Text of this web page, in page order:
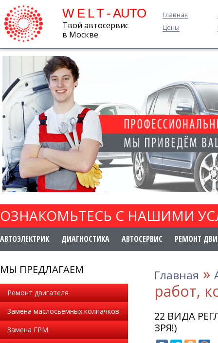
W E L T - AUTO
Твой автосервис
в Москве
Главная
Цены
ОЗНАКОМЬТЕСЬ С НАШИМИ
АВТОЭЛЕКТРИК ДИАГНОСТИКА АВТОСЕРВИС РЕМОНТ
МЫ ПРЕДЛАГАЕМ
Ремонт двигателя
Замена маслосьемных колпачков
Замена ГРМ
Главная »
работ,
22 ВИДА
ЗРЯ!)